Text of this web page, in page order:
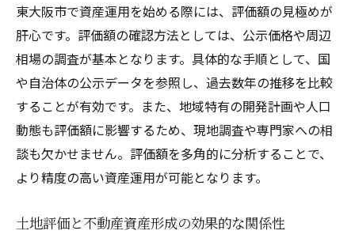
東大阪市で資産運用を始める際には、評価額の見極めが
肝心です。評価額の確認方法としては、公示価格や周辺
相場の調査が基本となります。具体的な手順として、国
や自治体の公示データを参照し、過去数年の推移を比較
することが有効です。また、地域特有の開発計画や人口
動態も評価額に影響するため、現地調査や専門家への相
談も欠かせません。評価額を多角的に分析することで、
より精度の高い資産運用が可能となります。
土地評価と不動産資産形成の効果的な関係性